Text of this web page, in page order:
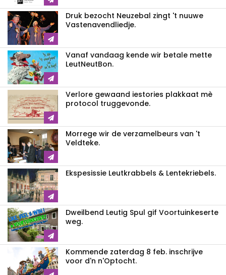
Druk bezocht Neuzebal zingt 't nuuwe
Vastenavendliedje.
Vanaf vandaag kende wir betale mette
LeutNeutBon.
Verlore gewaand iestories plakkaat mè
protocol truggevonde.
Morrege wir de verzamelbeurs van 't
Veldteke.
Ekspesissie Leutkrabbels & Lentekriebels.
Dweilbend Leutig Spul gif Voortuinkeserte
weg.
Kommende zaterdag 8 feb. inschrijve
voor d'n n'Optocht.